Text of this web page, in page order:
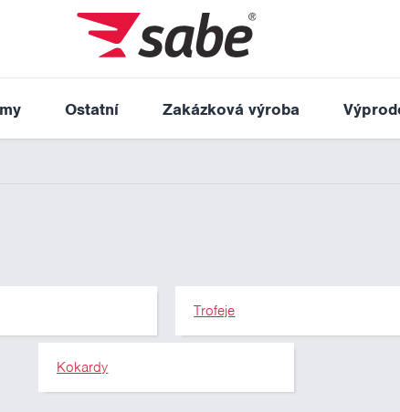
Ostatní Zakázková výroba
Trofeje
Kokardy